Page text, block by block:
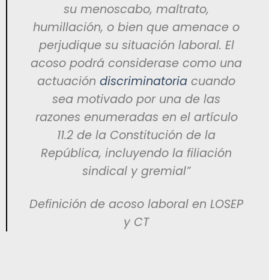
su menoscabo, maltrato,
humillación, o bien que amenace o
perjudique su situación laboral. El
acoso podrá considerase como una
actuación discriminatoria cuando
sea motivado por una de las
razones enumeradas en el artículo
11.2 de la Constitución de la
República, incluyendo la filiación
sindical y gremial”
Definición de acoso laboral en LOSEP
y CT